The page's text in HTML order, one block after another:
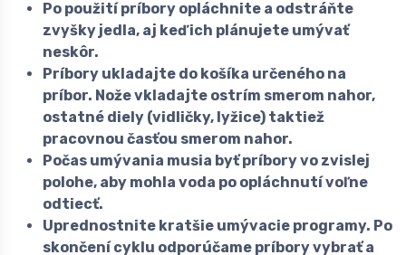
Po použití príbory opláchnite a odstráňte
zvyšky jedla, aj keď ich plánujete umývať
neskôr.
Príbory ukladajte do košíka určeného na
príbor. Nože vkladajte ostrím smerom nahor,
ostatné diely (vidličky, lyžice) taktiež
pracovnou časťou smerom nahor.
Počas umývania musia byť príbory vo zvislej
polohe, aby mohla voda po opláchnutí voľne
odtiecť.
Uprednostnite kratšie umývacie programy. Po
skončení cyklu odporúčame príbory vybrať a